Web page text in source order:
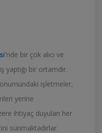
'nde bir çok alıcı ve
yaptığı bir ortamdır.
işletmeler,
yerine
ihtiyaç duyulan her
sunmaktadırlar.